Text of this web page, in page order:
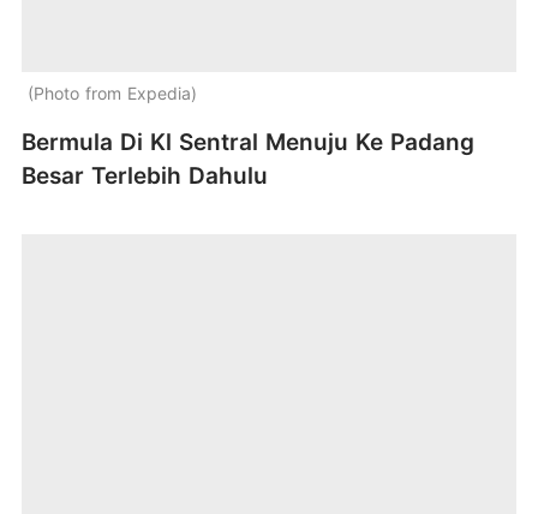
Photo from Expedia
Bermula Di Kl Sentral Menuju Ke Padang
Besar Terlebih Dahulu